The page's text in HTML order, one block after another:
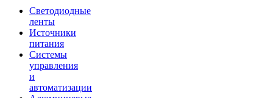
Светодиодные
ленты
Источники
питания
Системы
управления
и
автоматизации